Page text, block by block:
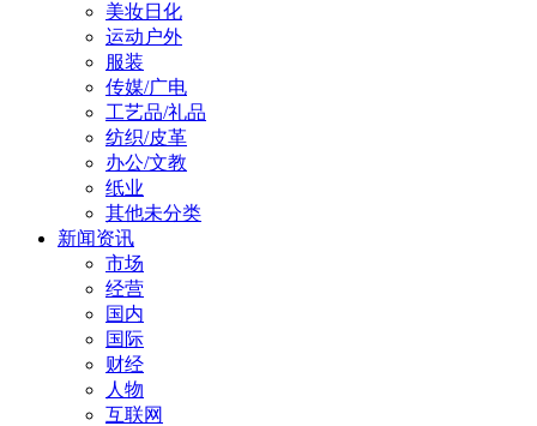
美妆日化
运动户外
服装
传媒/广电
工艺品/礼品
纺织/皮革
办公/文教
纸业
其他未分类
新闻资讯
市场
经营
国内
国际
财经
人物
互联网